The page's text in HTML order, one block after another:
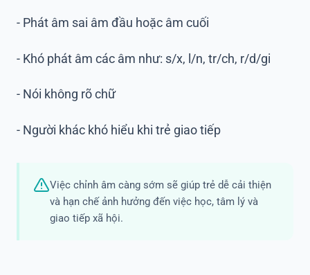
- Phát âm sai âm đầu hoặc âm cuối
- Khó phát âm các âm như: s/x, l/n, tr/ch, r/d/gi
- Nói không rõ chữ
- Người khác khó hiểu khi trẻ giao tiếp
Việc chỉnh âm càng sớm sẽ giúp trẻ dễ cải thiện
và hạn chế ảnh hưởng đến việc học, tâm lý và
giao tiếp xã hội.